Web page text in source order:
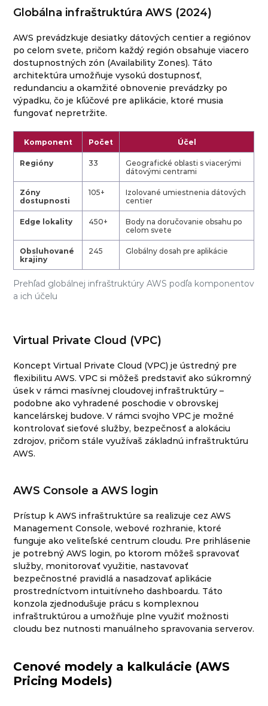
Globálna infraštruktúra AWS (2024)
AWS prevádzkuje desiatky dátových centier a regiónov
po celom svete, pričom každý región obsahuje viacero
dostupnostných zón (Availability Zones). Táto
architektúra umožňuje vysokú dostupnosť,
redundanciu a okamžité obnovenie prevádzky po
výpadku, čo je kľúčové pre aplikácie, ktoré musia
fungovať nepretržite.
Prehľad globálnej infraštruktúry AWS podľa komponentov
a ich účelu
Komponent Počet Účel
Regióny 33
Geografické oblasti s viacerými
dátovými centrami
Zóny
dostupnosti
105+
Izolované umiestnenia dátových
centier
Edge lokality 450+
Body na doručovanie obsahu po
celom svete
Obsluhované
krajiny
245 Globálny dosah pre aplikácie
Virtual Private Cloud (VPC)
Koncept Virtual Private Cloud (VPC) je ústredný pre
flexibilitu AWS. VPC si môžeš predstaviť ako súkromný
úsek v rámci masívnej cloudovej infraštruktúry –
podobne ako vyhradené poschodie v obrovskej
kancelárskej budove. V rámci svojho VPC je možné
kontrolovať sieťové služby, bezpečnosť a alokáciu
zdrojov, pričom stále využívaš základnú infraštruktúru
AWS.
AWS Console a AWS login
Prístup k AWS infraštruktúre sa realizuje cez AWS
Management Console, webové rozhranie, ktoré
funguje ako veliteľské centrum cloudu. Pre prihlásenie
je potrebný AWS login, po ktorom môžeš spravovať
služby, monitorovať využitie, nastavovať
bezpečnostné pravidlá a nasadzovať aplikácie
prostredníctvom intuitívneho dashboardu. Táto
konzola zjednodušuje prácu s komplexnou
infraštruktúrou a umožňuje plne využiť možnosti
cloudu bez nutnosti manuálneho spravovania serverov.
Cenové modely a kalkulácie (AWS
Pricing Models)